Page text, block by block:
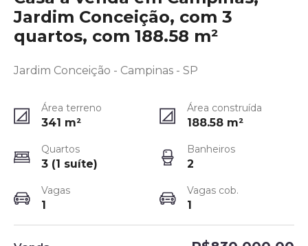
Jardim Conceição, com 3
quartos, com 188.58 m²
Jardim Conceição - Campinas - SP
Área terreno
341 m²
Área construída
188.58 m²
Quartos
3 (1 suíte)
Banheiros
2
Vagas
1
Vagas cob.
1